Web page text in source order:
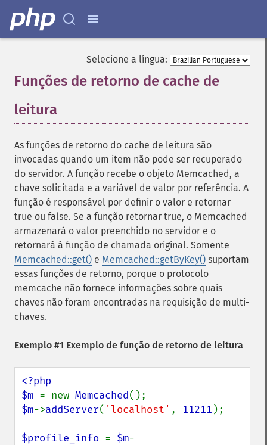
Selecione a língua:
Funções de retorno de cache de
leitura
As funções de retorno do cache de leitura são
invocadas quando um item não pode ser recuperado
do servidor. A função recebe o objeto Memcached, a
chave solicitada e a variável de valor por referência. A
função é responsável por definir o valor e retornar
true ou false. Se a função retornar true, o Memcached
armazenará o valor preenchido no servidor e o
retornará à função de chamada original. Somente
Memcached::get() e Memcached::getByKey() suportam
essas funções de retorno, porque o protocolo
memcache não fornece informações sobre quais
chaves não foram encontradas na requisição de multi-
chaves.
Exemplo #1 Exemplo de função de retorno de leitura
<?php
$m = new Memcached
$m->addServer( 'localhost' , 11211 );
$profile_info = $m-